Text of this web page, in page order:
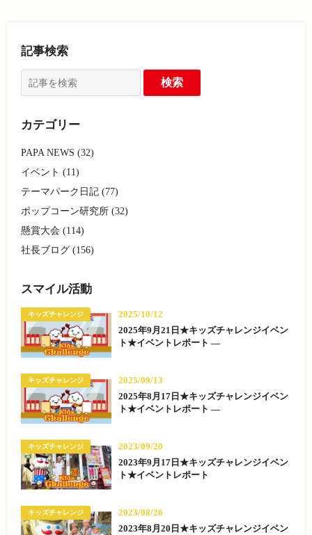
記事検索
カテゴリー
PAPA NEWS (32)
イベント (11)
テーマパーク日記 (77)
ポップコーン研究所 (32)
懸賞大会 (114)
社長ブログ (156)
スマイル活動
キッズチャレンジ
2025/10/12
2025年9月21日★キッズチャレンジイベン
ト★イベントレポート —
キッズチャレンジ
2025/09/13
2025年8月17日★キッズチャレンジイベン
ト★イベントレポート —
キッズチャレンジ
2023/09/20
2023年9月17日★キッズチャレンジイベン
ト★イベントレポート
キッズチャレンジ
2023/08/26
2023年8月20日★キッズチャレンジイベン